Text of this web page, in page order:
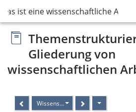
Was ist eine wissenschaftliche Arbeit?
Gliederung von
wissenschaftlichen
Wissenschaftliche Arbeitsweise